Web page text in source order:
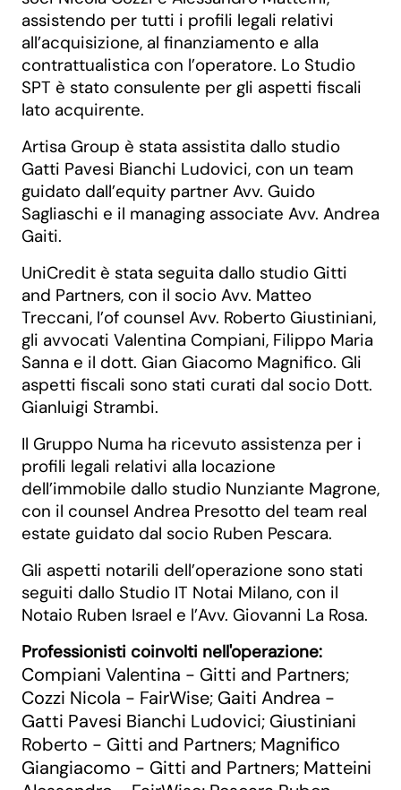
assistendo per tutti i profili legali relativi
all’acquisizione, al finanziamento e alla
contrattualistica con l’operatore. Lo Studio
SPT è stato consulente per gli aspetti fiscali
lato acquirente.
Artisa Group è stata assistita dallo studio
Gatti Pavesi Bianchi Ludovici, con un team
guidato dall’equity partner Avv. Guido
Sagliaschi e il managing associate Avv. Andrea
Gaiti.
UniCredit è stata seguita dallo studio Gitti
and Partners, con il socio Avv. Matteo
Treccani, l’of counsel Avv. Roberto Giustiniani,
gli avvocati Valentina Compiani, Filippo Maria
Sanna e il dott. Gian Giacomo Magnifico. Gli
aspetti fiscali sono stati curati dal socio Dott.
Gianluigi Strambi.
Il Gruppo Numa ha ricevuto assistenza per i
profili legali relativi alla locazione
dell’immobile dallo studio Nunziante Magrone,
con il counsel Andrea Presotto del team real
estate guidato dal socio Ruben Pescara.
Gli aspetti notarili dell’operazione sono stati
seguiti dallo Studio IT Notai Milano, con il
Notaio Ruben Israel e l’Avv. Giovanni La Rosa.
Professionisti coinvolti nell'operazione:
Compiani Valentina - Gitti and Partners;
Cozzi Nicola - FairWise; Gaiti Andrea -
Gatti Pavesi Bianchi Ludovici; Giustiniani
Roberto - Gitti and Partners; Magnifico
Giangiacomo - Gitti and Partners; Matteini